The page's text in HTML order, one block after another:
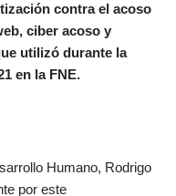
contra el acoso
ciber acoso y
utilizó durante la
en la FNE.
Humano, Rodrigo
por este